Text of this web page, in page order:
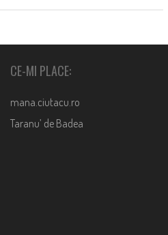
CE-MI PLACE:
mana.ciutacu.ro
Taranu’ de Badea